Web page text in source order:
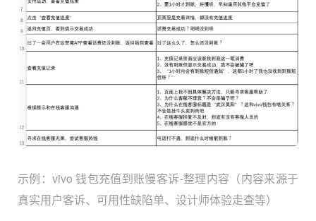
示例：vivo 钱包充值到账慢客诉-整理内容（内容来源于
真实用户客诉、可用性缺陷单、设计师体验走查等）